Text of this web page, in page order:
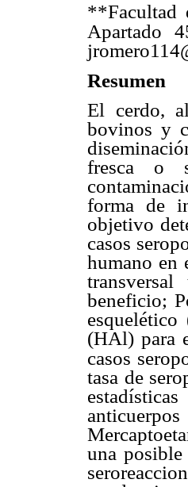
**Facultad
Apartado
Resumen
El cerdo,
bovinos y
fresca o
forma de
objetivo
casos
humano en
beneficio;
(HAl) para
casos
tasa de
una